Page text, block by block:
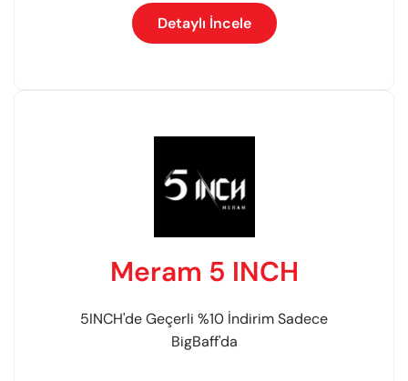
Detaylı İncele
Meram 5 INCH
5INCH'de Geçerli %10 İndirim Sadece
BigBaff'da